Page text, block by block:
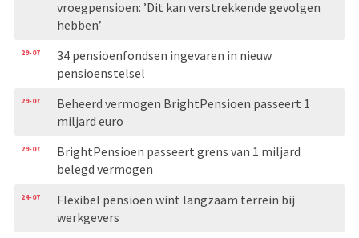
vroegpensioen: ’Dit kan verstrekkende gevolgen
hebben’
29-07
34 pensioenfondsen ingevaren in nieuw
pensioenstelsel
29-07
Beheerd vermogen BrightPensioen passeert 1
miljard euro
29-07
BrightPensioen passeert grens van 1 miljard
belegd vermogen
24-07
Flexibel pensioen wint langzaam terrein bij
werkgevers